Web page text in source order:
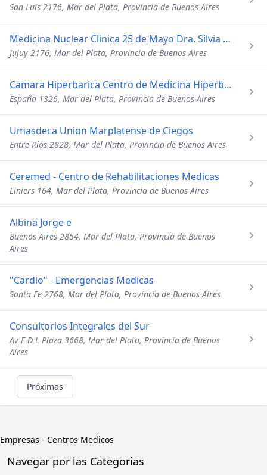
San Luis 2176, Mar del Plata, Provincia de Buenos Aires
Medicina Nuclear Clinica 25 de Mayo Dra. Silvia Lockhart
Jujuy 2176, Mar del Plata, Provincia de Buenos Aires
Camara Hiperbarica Centro de Medicina Hiperbarica
España 1326, Mar del Plata, Provincia de Buenos Aires
Umasdeca Union Marplatense de Ciegos
Entre Ríos 2828, Mar del Plata, Provincia de Buenos Aires
Ceremed - Centro de Rehabilitaciones Medicas
Liniers 164, Mar del Plata, Provincia de Buenos Aires
Albina Jorge e
Buenos Aires 2854, Mar del Plata, Provincia de Buenos
Aires
"Cardio" - Emergencias Medicas
Santa Fe 2768, Mar del Plata, Provincia de Buenos Aires
Consultorios Integrales del Sur
Av F D L Plaza 3668, Mar del Plata, Provincia de Buenos
Aires
Próximas
Empresas - Centros Medicos
Navegar por las Categorias